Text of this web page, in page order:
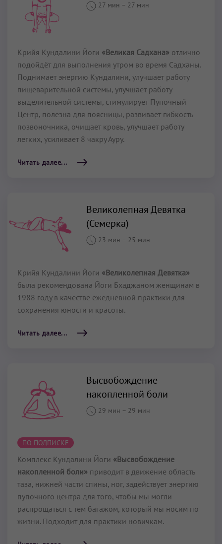
27 мин – 27 мин
Крийя Кундалини Йоги «Великая Садхана» отлично
подойдёт для выполнения утром во время Садханы.
Поднимает энергию Кундалини, улучшает работу
пищеварительной системы, улучшает работу
выделительной системы, стимулирует Пупочный
Центр, полезна для поясницы, развивает гибкость
позвоночника, очищает кровь, улучшает работу
легких, усиливает 8 чакру Ауру.
Читать далее...
Великолепная Девятка
(Семерка)
23 мин – 25 мин
Крийя Кундалини Йоги «Великолепная Девятка»
была рекомендована Йоги Бхаджаном женщинам в
1988 году в качестве ежедневной практики для
сохранения юности и красоты.
Читать далее...
Высвобождение
накопленной боли
29 мин – 29 мин
ПО ПОДПИСКЕ
Комплекс Кундалини Йоги «Высвобождение
накопленной боли» приводит в движение область
таза, нижней части спины, ног, задействует энергию
пупочного центра для того, чтобы мы могли
распрощаться с тем багажом, который мы носим по
жизни. Подходит для практики новичкам.